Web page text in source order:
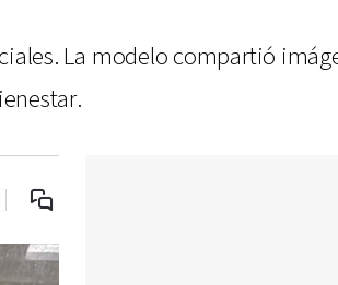
La modelo compartió